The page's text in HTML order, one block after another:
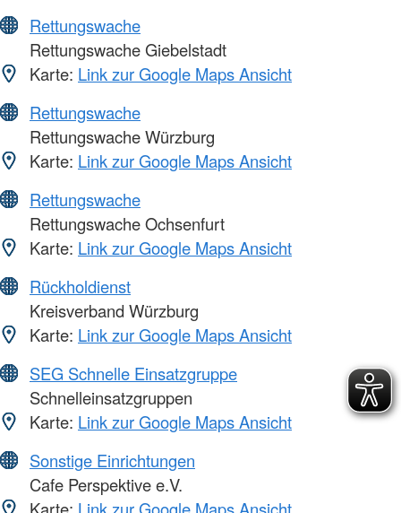
Rettungswache
Rettungswache Giebelstadt
Karte: Link zur Google Maps Ansicht
Rettungswache
Rettungswache Würzburg
Karte: Link zur Google Maps Ansicht
Rettungswache
Rettungswache Ochsenfurt
Karte: Link zur Google Maps Ansicht
Rückholdienst
Kreisverband Würzburg
Karte: Link zur Google Maps Ansicht
SEG Schnelle Einsatzgruppe
Schnelleinsatzgruppen
Karte: Link zur Google Maps Ansicht
Sonstige Einrichtungen
Cafe Perspektive e.V.